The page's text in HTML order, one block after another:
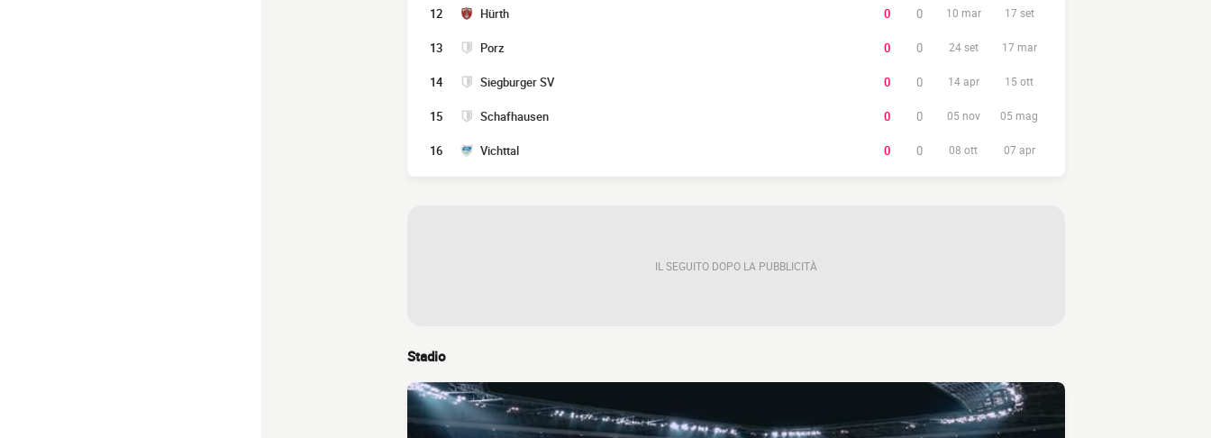
12 Hürth 0 0 10 mar 17 set
13 Porz 0 0 24 set 17 mar
14 Siegburger SV 0 0 14 apr 15 ott
15 Schafhausen 0 0 05 nov 05 mag
16 Vichttal 0 0 08 ott 07 apr
IL SEGUITO DOPO LA PUBBLICITÀ
Stadio